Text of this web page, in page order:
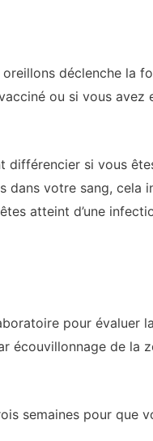
oreillons déclenche la
ou si vous avez
différencier si vous
dans votre sang, cela
atteint d’une
pour évaluer
écouvillonnage de la
semaines pour que